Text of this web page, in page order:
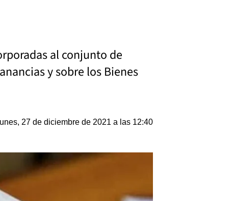
al conjunto de
y sobre los Bienes
27 de diciembre de 2021 a las 12:40